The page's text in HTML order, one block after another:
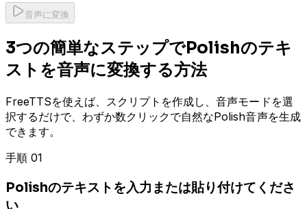
音声に変換
3つの簡単なステップでPolishのテキ
ストを音声に変換する方法
FreeTTSを使えば、スクリプトを作成し、音声モードを選
択するだけで、わずか数クリックで自然なPolish音声を生成
できます。
手順 01
Polishのテキストを入力または貼り付けてくださ
い